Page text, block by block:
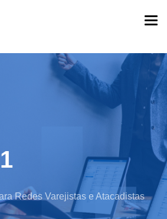
Redes Varejistas e Atacadistas